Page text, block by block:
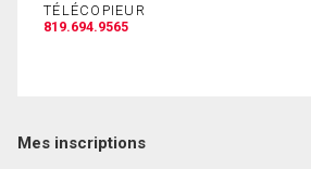
TÉLÉCOPIEUR
819.694.9565
Mes inscriptions